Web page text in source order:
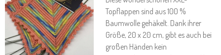
Topflappen sind aus 100 %
Baumwolle gehäkelt. Dank ihrer
Größe, 20 x 20 cm, gibt es auch bei
großen Händen kein